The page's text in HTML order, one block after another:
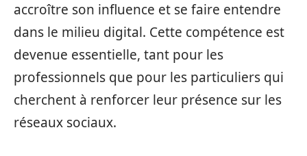
accroître son influence et se faire entendre
dans le milieu digital. Cette compétence est
devenue essentielle, tant pour les
professionnels que pour les particuliers qui
cherchent à renforcer leur présence sur les
réseaux sociaux.